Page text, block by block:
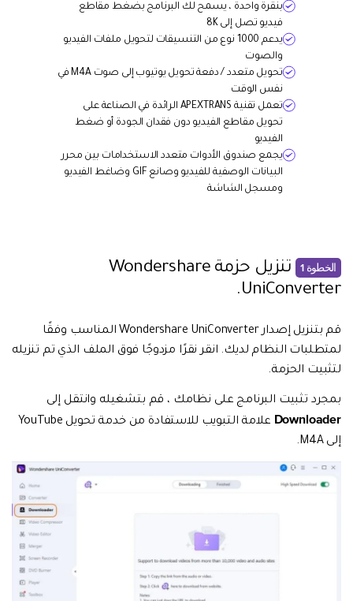
بنقرة واحدة ، يسمح لك البرنامج بضغط مقاطع
فيديو تصل إلى 8K
يدعم 1000 نوع من التنسيقات لتحويل ملفات الفيديو
والصوت
تحويل متعدد / دفعة تحويل يوتيوب إلى صوت M4A في
نفس الوقت
تعمل تقنية APEXTRANS الرائدة في الصناعة على
تحويل مقاطع الفيديو دون فقدان الجودة أو ضغط
الفيديو
يجمع صندوق الأدوات متعدد الاستخدامات بين محرر
البيانات الوصفية للفيديو وصانع GIF وضاغط الفيديو
ومسجل الشاشة
الخطوة 1
تنزيل حزمة Wondershare
UniConverter.
قم بتنزيل إصدار Wondershare UniConverter المناسب وفقًا
لمتطلبات النظام لديك. انقر نقرًا مزدوجًا فوق الملف الذي تم تنزيله
لتثبيت الحزمة.
بمجرد تثبيت البرنامج على نظامك ، قم بتشغيله وانتقل إلى
Downloader
علامة التبويب للاستفادة من خدمة تحويل YouTube
إلى M4A.